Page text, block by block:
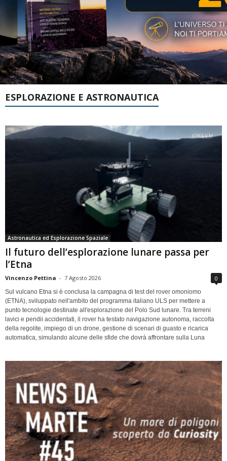
ESPLORAZIONE E ASTRONAUTICA
Astronautica ed Esplorazione Spaziale
Il futuro dell’esplorazione lunare passa per
l’Etna
Vincenzo Pettina - 7 Agosto 2026 0
Sul vulcano Etna si è conclusa la campagna di test del rover omoniomo
(ETNA), sviluppato nell'ambito del programma italiano ULS per mettere a
punto tecnologie destinate all'esplorazione del Polo Sud lunare. Tra terreni
lavici e pendii accidentati, il rover ha testato navigazione autonoma, raccolta
della regolite, impiego di un drone, gestione di scenari di guasto e ricarica
automatica, simulando alcune delle sfide che dovrà affrontare sulla Luna